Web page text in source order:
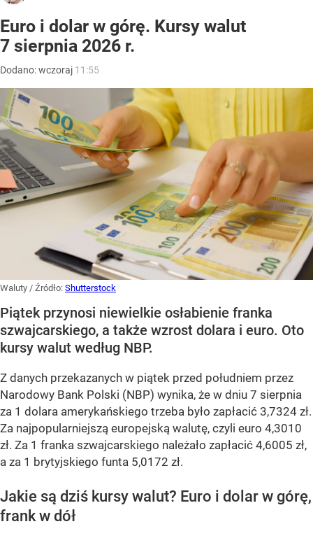
Euro i dolar w górę. Kursy walut
7 sierpnia 2026 r.
Dodano:wczoraj 11:55
Waluty / Źródło: Shutterstock
Piątek przynosi niewielkie osłabienie franka
szwajcarskiego, a także wzrost dolara i euro. Oto
kursy walut według NBP.
Z danych przekazanych w piątek przed południem przez
Narodowy Bank Polski (NBP) wynika, że w dniu 7 sierpnia
za 1 dolara amerykańskiego trzeba było zapłacić 3,7324 zł.
Za najpopularniejszą europejską walutę, czyli euro 4,3010
zł. Za 1 franka szwajcarskiego należało zapłacić 4,6005 zł,
a za 1 brytyjskiego funta 5,0172 zł.
Jakie są dziś kursy walut? Euro i dolar w górę,
frank w dół